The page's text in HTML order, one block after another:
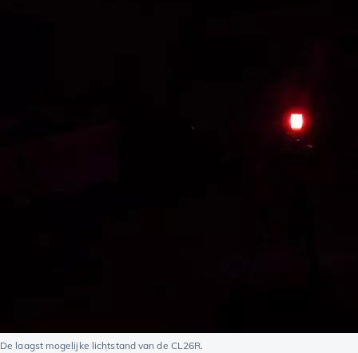
De laagst mogelijke lichtstand van de CL26R.